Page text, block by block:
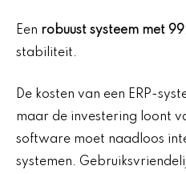
Een robuust systeem met
stabiliteit.
De kosten van een ERP-
maar de investering loont
software moet naadloos
systemen.